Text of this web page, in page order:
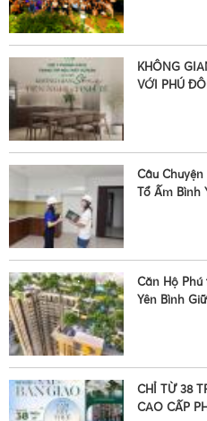
•
KHÔNG
VỚI PHÚ
Câu
Tổ Ấm Bình
Căn Hộ
Yên Bình
CHỈ TỪ 38
CAO CẤP